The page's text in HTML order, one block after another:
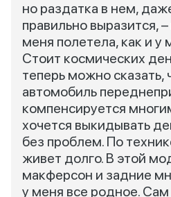
но раздатка в нем,
правильно выразится,
меня полетела, как и у
Стоит космических
теперь можно сказать,
автомобиль
компенсируется
хочется выкидывать
без проблем. По
живет долго. В этой
макферсон и задние
у меня все родное. Сам